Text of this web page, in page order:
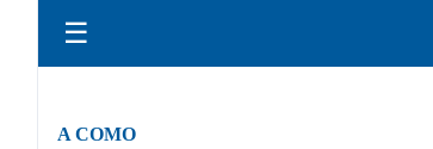
☰
A COMO